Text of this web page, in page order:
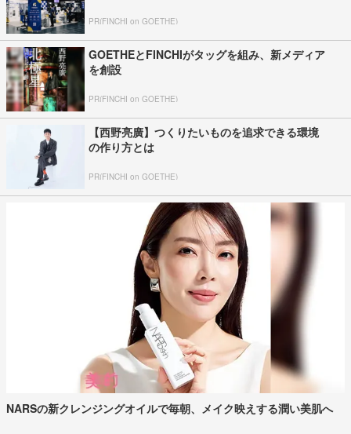
PR(FINCHI on GOETHE)
GOETHEとFINCHIがタッグを組み、新メディア
を創設
PR(FINCHI on GOETHE)
【西野亮廣】つくりたいものを追求できる環境
の作り方とは
PR(FINCHI on GOETHE)
NARSの新クレンジングオイルで毎朝、メイク映えする潤い美肌へ